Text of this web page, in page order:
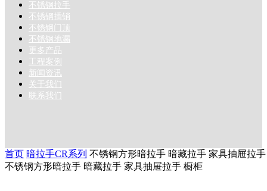
不锈钢拉手
不锈钢插销
不锈钢门顶
不锈钢地漏
更多产品
工程案例
新闻资讯
关于我们
联系我们
首页 暗拉手CR系列 不锈钢方形暗拉手 暗藏拉手 家具抽屉拉
不锈钢方形暗拉手 暗藏拉手 家具抽屉拉手 橱柜